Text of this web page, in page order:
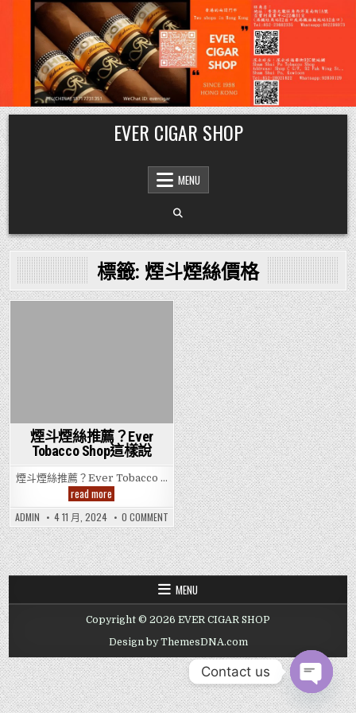
Skip
to
content
EVER CIGAR SHOP
MENU
標籤: 煙斗煙絲價格
煙斗煙絲推薦？Ever
Tobacco Shop這樣說
煙斗煙絲推薦？Ever Tobacco …
read more
斗
煙
絲
推
薦？
Ever
Tobacco
Shop
說
ADMIN 4 11 月, 2024 0 COMMENTON
煙
斗
煙
絲
推
薦？
EVER
TOBACCO
SHOP
樣
MENU
Copyright © 2026 EVER CIGAR SHOP
Design by ThemesDNA.com
Contact us
OPEN